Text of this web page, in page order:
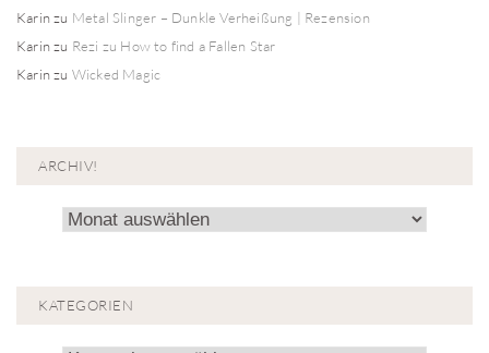
Karinzu Metal Slinger – Dunkle Verheißung | Rezension
Karinzu Rezi zu How to find a Fallen Star
Karinzu Wicked Magic
ARCHIV!
Archiv!
KATEGORIEN